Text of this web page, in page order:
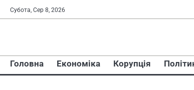
Перейти
до
Субота, Сер 8, 2026
Головна Економіка Корупція